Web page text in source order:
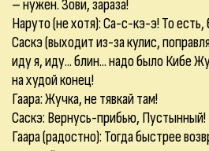
– нужен. Зови, зараза!
Наруто (не хотя): Са-с-кэ-э! То
Саскэ (выходит из-за кулис,
иду я, иду... блин... надо было Кибе
на худой конец!
Гаара: Жучка, не тявкай там!
Саскэ: Вернусь-прибью, Пустынный!
Гаара (радостно): Тогда быстрее